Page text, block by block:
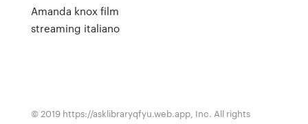
Amanda knox film
streaming italiano
© 2019 https://asklibraryqfyu.web.app, Inc. All rights